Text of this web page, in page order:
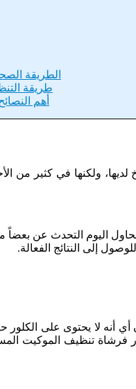
الطريقة
طريقة
أهم
ولكنها في كثير من
اليوم التحدث عن
إلى النتائج الفعالة.
لا يحتوى على الكلور
تنظيف الموكيت